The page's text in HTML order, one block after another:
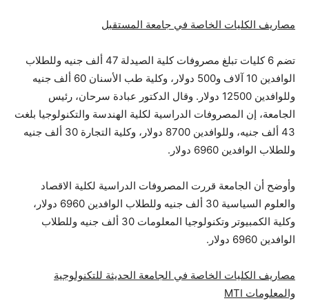
مصاريف الكليات الخاصة في جامعة المستقبل
تضم 6 كليات تبلغ مصروفات كلية الصيدلة 47 ألف جنيه وللطلاب
الوافدين 10 آلاف و500 دولار، وكلية طب الأسنان 60 ألف جنيه
وللوافدين 12500 دولار. وقال الدكتور عبادة سرحان، رئيس
الجامعة، إن المصروفات الدراسية لكلية الهندسة والتكنولوجيا بلغت
43 ألف جنيه، وللوافدين 8700 دولار، وكلية التجارة 30 ألف جنيه
وللطلاب الوافدين 6960 دولار.
وأوضح أن الجامعة قررت المصروفات الدراسية لكلية الاقصاد
والعلوم السياسية 30 ألف جنيه وللطلاب الوافدين 6960 دولار،
وكلية الكمبيوتر وتكنولوجيا المعلومات 30 ألف جنيه وللطلاب
الوافدين 6960 دولار.
مصاريف الكليات الخاصة في الجامعة الحديثة للتكنولوجية
والمعلومات MTI